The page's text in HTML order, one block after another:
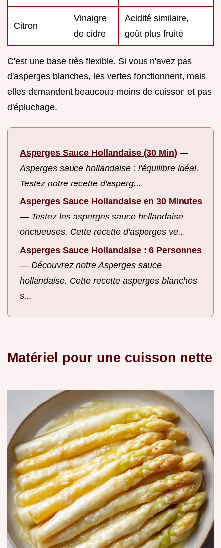
Citron
Vinaigre
de cidre
Acidité similaire,
goût plus fruité
C'est une base très flexible. Si vous n'avez pas
d'asperges blanches, les vertes fonctionnent, mais
elles demandent beaucoup moins de cuisson et pas
d'épluchage.
Asperges Sauce Hollandaise (30 Min) —
Asperges sauce hollandaise : l'équilibre idéal.
Testez notre recette d'asperg...
Asperges Sauce Hollandaise en 30 Minutes
— Testez les asperges sauce hollandaise
onctueuses. Cette recette d'asperges ve...
Asperges Sauce Hollandaise : 6 Personnes
— Découvrez notre Asperges sauce
hollandaise. Cette recette asperges blanches
s...
Matériel pour une cuisson nette